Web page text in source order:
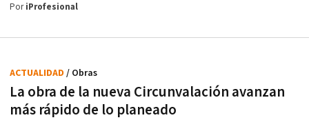
PoriProfesional
La obra de la nueva Circunvalación avanzan
más rápido de lo planeado
ACTUALIDAD / Obras